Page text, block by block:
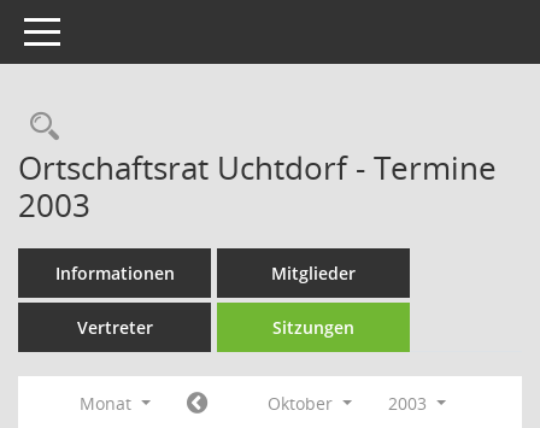
Toggle navigation
Rechercheauswahl
Ortschaftsrat Uchtdorf - Termine
2003
Informationen Mitglieder
Vertreter Sitzungen
Monat Oktober
2003